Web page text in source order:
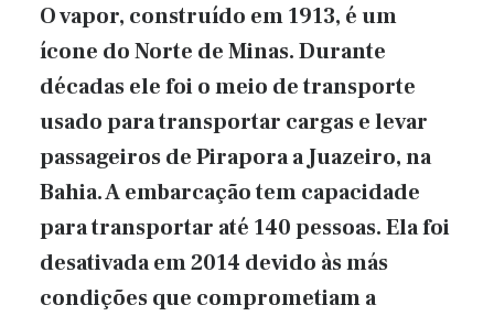
O vapor, construído em 1913, é um
ícone do Norte de Minas. Durante
décadas ele foi o meio de transporte
usado para transportar cargas e levar
passageiros de Pirapora a Juazeiro, na
Bahia. A embarcação tem capacidade
para transportar até 140 pessoas. Ela foi
desativada em 2014 devido às más
condições que comprometiam a